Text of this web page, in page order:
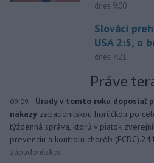
dnes 9:00
Slováci
USA 2:5, o
dnes 7:21
Práve
09:09 - Úrady v tomto roku doposiaľ
nákazy západonílskou horúčkou po
týždenná správa, ktorú v piatok
prevenciu a kontrolu chorôb
západonílskou